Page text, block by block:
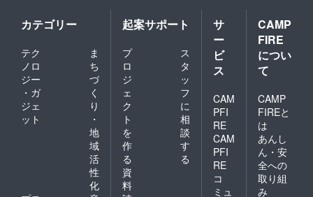
さい。
お届け
時期に
変動が
生じる
場合
は、随
動報
告」を
通して
ご報告
させて
いただ
きま
す。
す。 ク
ラウド
ファン
ディン
グでは
プロ
ジェク
後に発
注個数
が確定
となり
ます。
そのた
め、期
間終了
時の
定して
いま
す。 ク
ラウド
ファン
ディン
グでは
ジェク
ト終了
後に発
注個数
が確定
となり
ます。
そのた
め、期
考欄に
当プロ
ジェク
トにつ
いて
知った
きっか
えてい
ただけ
るとあ
りがた
いで
す！ 宜
しくお
願い致
りま
す。 備
考欄に
当プロ
ジェク
トにつ
きっか
けを教
えてい
ただけ
るとあ
りがた
いで
す！ 宜
しくお
カテゴリー
テク
ノロ
ジー
・ガ
ジェ
ット
ま
ち
づ
く
り
・
地
域
活
性
化
起案サポート
プ
ロ
ジ
ェ
ク
ト
を
作
る
ス
タ
ッ
フ
に
相
談
す
る
資
料
サ
ー
ビ
ス
CAM
PFI
RE
CAM
PFI
RE
コ
ミュ
CAMP
FIRE
につい
て
CAMP
FIREと
は
あんし
ん・安
全への
取り組
み